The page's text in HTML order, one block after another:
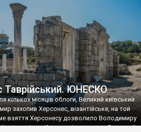
доби. Раритети викрадені з фондів об’єкту
ЮНЕСКО «Херсонеса Таврійського».
«Золото Візантії», але експерти та
вважають це лише […]
Таврійський. ЮНЕСКО
кількох місяців облоги, Великий київський
захопив Херсонес, візантійське, на той
взяття Херсонесу дозволило Володимиру
умови візантійському імператору Василю ІІ,